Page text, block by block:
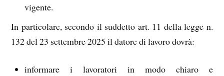
vigente.
In particolare, secondo il suddetto art. 11 della legge n.
132 del 23 settembre 2025 il datore di lavoro dovrà:
informare i lavoratori in modo chiaro e